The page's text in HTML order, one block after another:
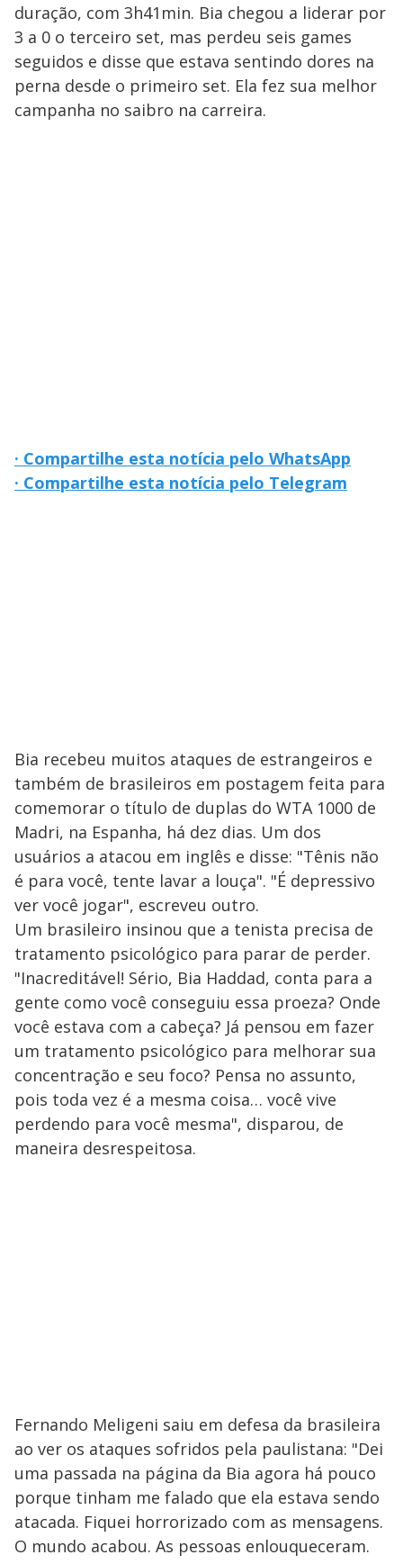
duração, com 3h41min. Bia chegou a liderar por
3 a 0 o terceiro set, mas perdeu seis games
seguidos e disse que estava sentindo dores na
perna desde o primeiro set. Ela fez sua melhor
campanha no saibro na carreira.
· Compartilhe esta notícia pelo WhatsApp
· Compartilhe esta notícia pelo Telegram
Bia recebeu muitos ataques de estrangeiros e
também de brasileiros em postagem feita para
comemorar o título de duplas do WTA 1000 de
Madri, na Espanha, há dez dias. Um dos
usuários a atacou em inglês e disse: "Tênis não
é para você, tente lavar a louça". "É depressivo
ver você jogar", escreveu outro.
Um brasileiro insinou que a tenista precisa de
tratamento psicológico para parar de perder.
"Inacreditável! Sério, Bia Haddad, conta para a
gente como você conseguiu essa proeza? Onde
você estava com a cabeça? Já pensou em fazer
um tratamento psicológico para melhorar sua
concentração e seu foco? Pensa no assunto,
pois toda vez é a mesma coisa… você vive
perdendo para você mesma", disparou, de
maneira desrespeitosa.
Fernando Meligeni saiu em defesa da brasileira
ao ver os ataques sofridos pela paulistana: "Dei
uma passada na página da Bia agora há pouco
porque tinham me falado que ela estava sendo
atacada. Fiquei horrorizado com as mensagens.
O mundo acabou. As pessoas enlouqueceram.